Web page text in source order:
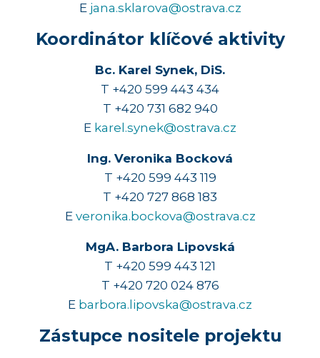
E jana.sklarova@ostrava.cz
Koordinátor klíčové aktivity
Bc. Karel Synek, DiS.
T +420 599 443 434
T +420 731 682 940
E karel.synek@ostrava.cz
Ing. Veronika Bocková
T +420 599 443 119
T +420 727 868 183
E veronika.bockova@ostrava.cz
MgA. Barbora Lipovská
T +420 599 443 121
T +420 720 024 876
E barbora.lipovska@ostrava.cz
Zástupce nositele projektu